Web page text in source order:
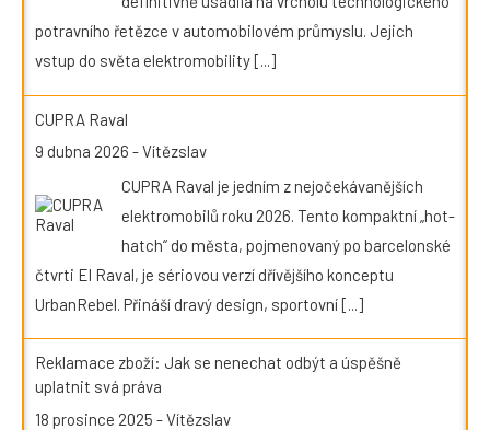
potravního řetězce v automobilovém průmyslu. Jejich
vstup do světa elektromobility[...]
CUPRA Raval
9 dubna 2026 -Vítězslav
CUPRA Raval je jedním z nejočekávanějších
elektromobilů roku 2026. Tento kompaktní „hot-
hatch“ do města, pojmenovaný po barcelonské
čtvrti El Raval, je sériovou verzí dřívějšího konceptu
UrbanRebel. Přináší dravý design, sportovní[...]
Reklamace zboží: Jak se nenechat odbýt a úspěšně
uplatnit svá práva
18 prosince 2025 -Vítězslav